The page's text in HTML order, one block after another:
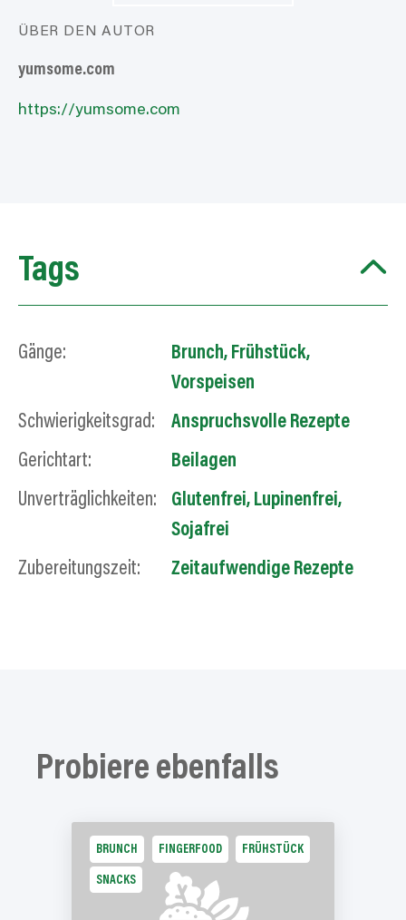
ÜBER DEN AUTOR
yumsome.com
https://yumsome.com
Tags
Gänge: Brunch, Frühstück,
Vorspeisen
Schwierigkeitsgrad:
Anspruchsvolle Rezepte
Gerichtart:
Beilagen
Unverträglichkeiten:
Glutenfrei, Lupinenfrei,
Sojafrei
Zubereitungszeit:
Zeitaufwendige Rezepte
Probiere ebenfalls
BRUNCH FINGERFOOD FRÜHSTÜCK
SNACKS